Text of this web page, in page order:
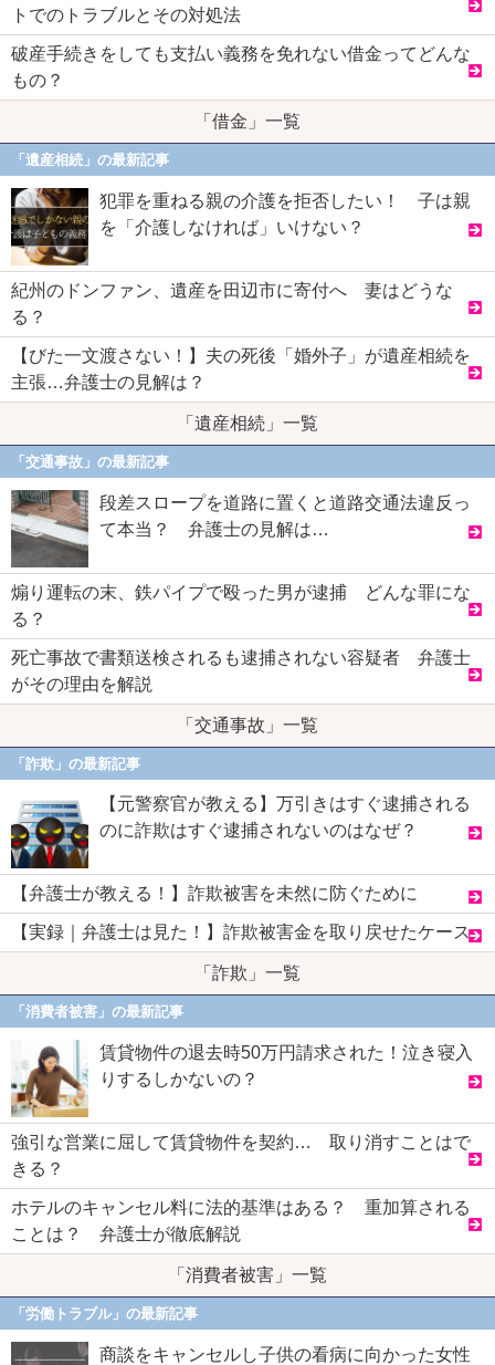
トでのトラブルとその対処法
破産手続きをしても支払い義務を免れない借金ってどんな
もの？
「借金」一覧
「遺産相続」の最新記事
犯罪を重ねる親の介護を拒否したい！ 子は親
を「介護しなければ」いけない？
紀州のドンファン、遺産を田辺市に寄付へ 妻はどうな
る？
【びた一文渡さない！】夫の死後「婚外子」が遺産相続を
主張…弁護士の見解は？
「遺産相続」一覧
「交通事故」の最新記事
段差スロープを道路に置くと道路交通法違反っ
て本当？ 弁護士の見解は…
煽り運転の末、鉄パイプで殴った男が逮捕 どんな罪にな
る？
死亡事故で書類送検されるも逮捕されない容疑者 弁護士
がその理由を解説
「交通事故」一覧
「詐欺」の最新記事
【元警察官が教える】万引きはすぐ逮捕される
のに詐欺はすぐ逮捕されないのはなぜ？
【弁護士が教える！】詐欺被害を未然に防ぐために
【実録｜弁護士は見た！】詐欺被害金を取り戻せたケース
「詐欺」一覧
「消費者被害」の最新記事
賃貸物件の退去時50万円請求された！泣き寝入
りするしかないの？
強引な営業に屈して賃貸物件を契約… 取り消すことはで
きる？
ホテルのキャンセル料に法的基準はある？ 重加算される
ことは？ 弁護士が徹底解説
「消費者被害」一覧
「労働トラブル」の最新記事
商談をキャンセルし子供の看病に向かった女性